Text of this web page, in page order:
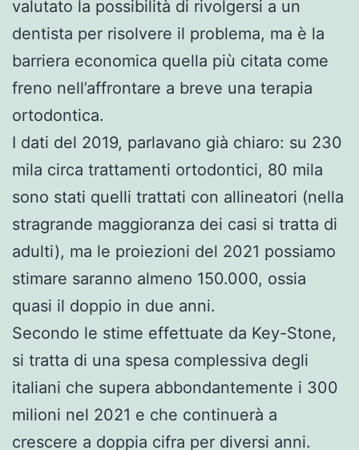
valutato la possibilità di rivolgersi a un
dentista per risolvere il problema, ma è la
barriera economica quella più citata come
freno nell’affrontare a breve una terapia
ortodontica.
I dati del 2019, parlavano già chiaro: su 230
mila circa trattamenti ortodontici, 80 mila
sono stati quelli trattati con allineatori (nella
stragrande maggioranza dei casi si tratta di
adulti), ma le proiezioni del 2021 possiamo
stimare saranno almeno 150.000, ossia
quasi il doppio in due anni.
Secondo le stime effettuate da Key-Stone,
si tratta di una spesa complessiva degli
italiani che supera abbondantemente i 300
milioni nel 2021 e che continuerà a
crescere a doppia cifra per diversi anni.